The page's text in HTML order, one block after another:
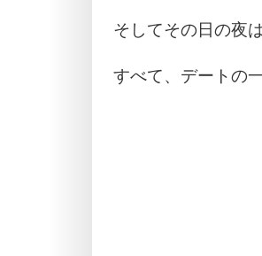
そしてその日の夜
すべて、デートの